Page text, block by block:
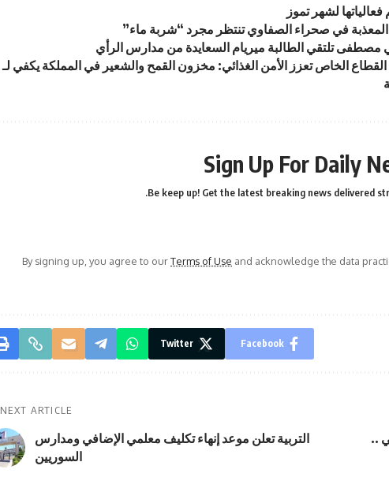
لشهر تموز
المعذبة في صحراء الصفاوي تنتظر مجرد “شربة ماء”
مصطفى تلتقي الطالبة ميريام السعايدة من مدارس الرأي
الخاص تعزز الأمن الغذائي: مخزون القمح والشعير في المملكة يكفي لـ
Sign Up For Daily
Be keep up! Get the latest breaking news delivered
By signing up, you agree to ourTerms of Use and acknowledge the data
Facebook
Twitter
..
NEXT ARTICLE
التربية تعلن موعد إنهاء تكليف معلمي الإضافي ومدارس
السوريين